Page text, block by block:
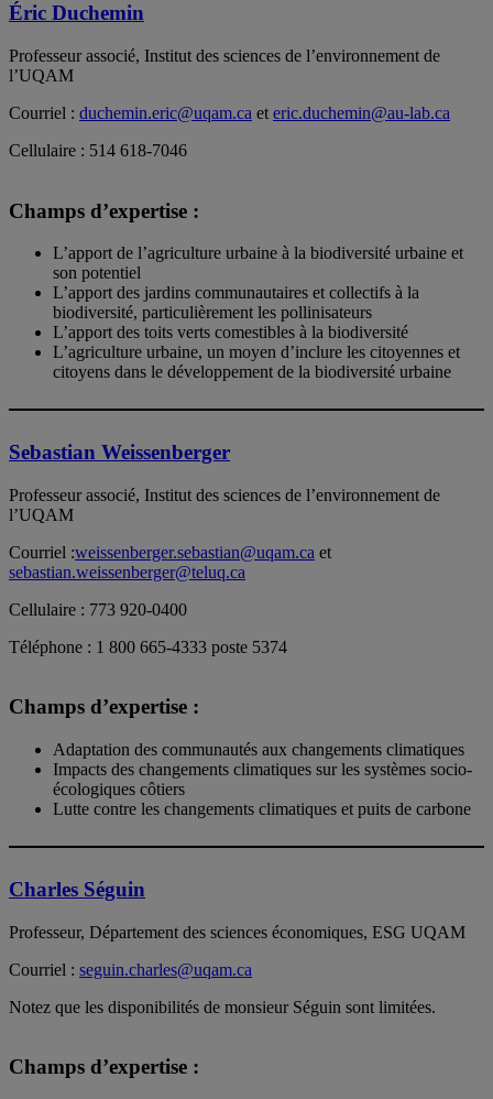
Éric Duchemin
Professeur associé, Institut des sciences de l’environnement de
l’UQAM
Courriel : duchemin.eric@uqam.ca et eric.duchemin@au-lab.ca
Cellulaire : 514 618-7046
Champs d’expertise :
L’apport de l’agriculture urbaine à la biodiversité urbaine et
son potentiel
L’apport des jardins communautaires et collectifs à la
biodiversité, particulièrement les pollinisateurs
L’apport des toits verts comestibles à la biodiversité
L’agriculture urbaine, un moyen d’inclure les citoyennes et
citoyens dans le développement de la biodiversité urbaine
Sebastian Weissenberger
Professeur associé, Institut des sciences de l’environnement de
l’UQAM
Courriel :weissenberger.sebastian@uqam.ca et
sebastian.weissenberger@teluq.ca
Cellulaire : 773 920-0400
Téléphone : 1 800 665-4333 poste 5374
Champs d’expertise :
Adaptation des communautés aux changements climatiques
Impacts des changements climatiques sur les systèmes socio-
écologiques côtiers
Lutte contre les changements climatiques et puits de carbone
Charles Séguin
Professeur, Département des sciences économiques, ESG UQAM
Courriel : seguin.charles@uqam.ca
Notez que les disponibilités de monsieur Séguin sont limitées.
Champs d’expertise :